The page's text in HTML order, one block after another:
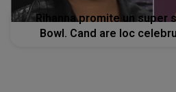
Rihanna promite un super
Bowl. Cand are loc